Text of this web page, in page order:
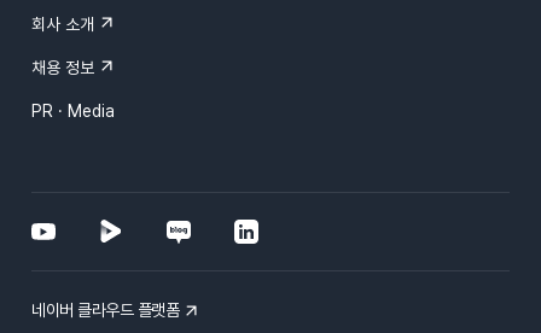
회사 소개
채용 정보
PR · Media
네이버 클라우드 플랫폼